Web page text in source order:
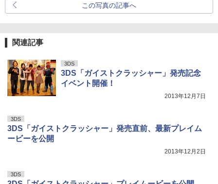
この写真の記事へ
関連記事
3DS
3DS「ガイストクラッシャー」発売記念
イベント開催！
2013年12月7日
3DS
3DS「ガイストクラッシャー」発売直前、最新プレイム
ービーを公開
2013年12月2日
3DS